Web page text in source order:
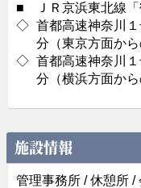
■
ＪＲ京浜東北線
◇ 首都高速神奈川
分（東京方面から
◇ 首都高速神奈川
分（横浜方面から
施設情報
管理事務所 / 休憩所 /